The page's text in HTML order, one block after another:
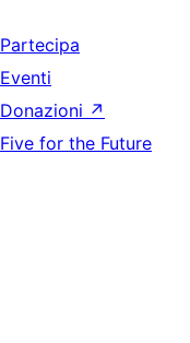
Partecipa
Eventi
Donazioni ↗
Five for the Future